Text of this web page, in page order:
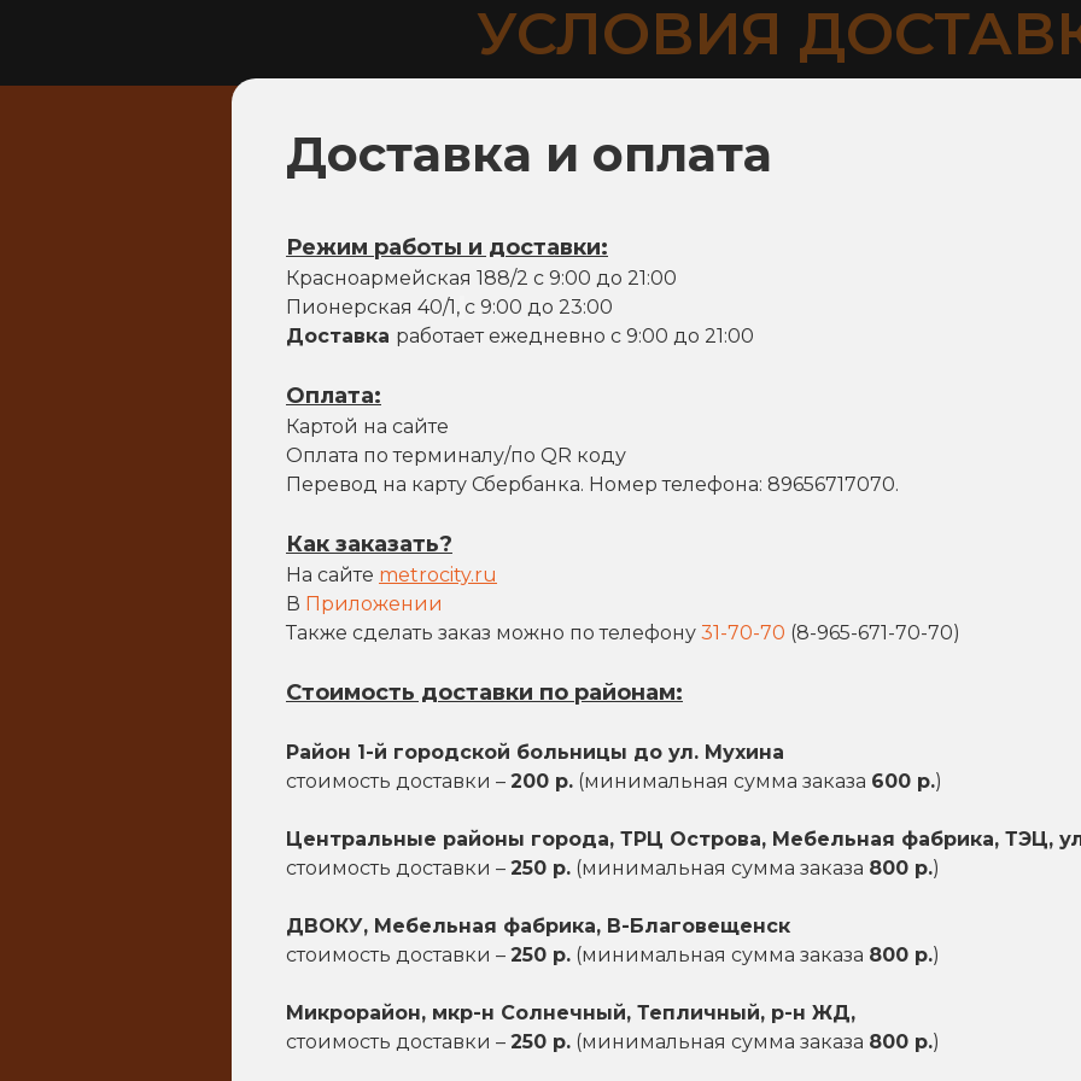
Доставка и оплата
Режим работы и доставки:
Красноармейская 188/2 с 9:00 до 21:00
Пионерская 40/1, с 9:00 до 23:00
Доставка работает ежедневно с 9:00 до 21:00
Оплата:
Картой на сайте
Оплата по терминалу/по QR коду
Перевод на карту Сбербанка. Номер телефона: 89656717070.
Как заказать?
На сайте metrocity.ru
В Приложении
Также сделать заказ можно по телефону 31-70-70 (8-965-671-70-70)
Стоимость доставки по районам:
Район 1-й городской больницы до ул. Мухина
стоимость доставки – 200 р. (минимальная сумма заказа 600 р.)
Центральные районы города, ТРЦ Острова, Мебельная фабрика, ТЭЦ,
стоимость доставки – 250 р. (минимальная сумма заказа 800 р.)
ДВОКУ, Мебельная фабрика, В-Благовещенск
стоимость доставки – 250 р. (минимальная сумма заказа 800 р.)
Микрорайон, мкр-н Солнечный, Тепличный, р-н ЖД,
стоимость доставки – 250 р. (минимальная сумма заказа 800 р.)
УСЛОВИЯ